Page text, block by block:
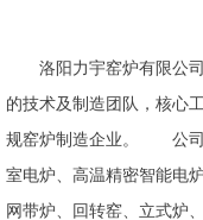
洛阳力宇窑炉有限公司
的技术及制造团队，核心
规窑炉制造企业。 公司
室电炉、高温精密智能电
网带炉、回转窑、立式炉